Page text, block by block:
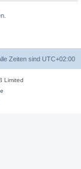
Zeiten sind UTC+02:00
Limited